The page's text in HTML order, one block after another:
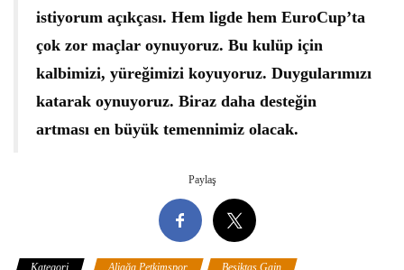
istiyorum açıkçası. Hem ligde hem EuroCup’ta
çok zor maçlar oynuyoruz. Bu kulüp için
kalbimizi, yüreğimizi koyuyoruz. Duygularımızı
katarak oynuyoruz. Biraz daha desteğin
artması en büyük temennimiz olacak.
Paylaş
Kategori Aliağa Petkimspor Beşiktaş Gain